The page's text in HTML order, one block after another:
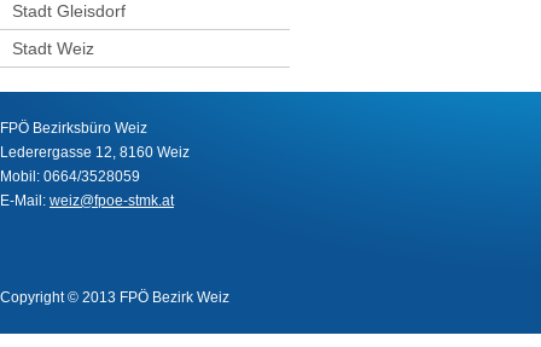
Stadt Gleisdorf
Stadt Weiz
FPÖ Bezirksbüro Weiz
Lederergasse 12, 8160 Weiz
Mobil: 0664/3528059
E-Mail: weiz@fpoe-stmk.at
Copyright © 2013 FPÖ Bezirk Weiz